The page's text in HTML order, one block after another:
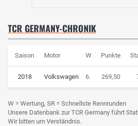
TCR GERMANY-CHRONIK
Saison Motor W Punkte
2018 Volkswagen 6. 269,50
W = Wertung, SR = Schnellste Rennrunden
Unsere Datenbank zur TCR Germany führt Statistiken seit 2016. Ggf. frühere
Wir bitten um Verständnis.